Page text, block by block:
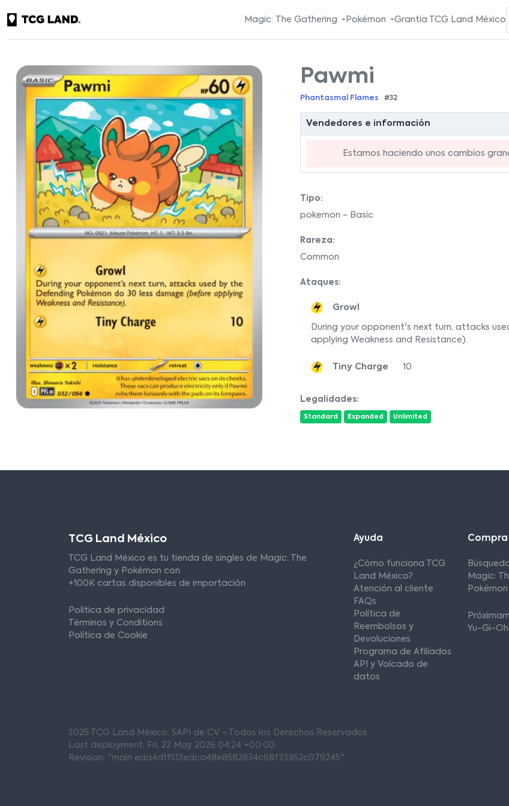
Magic: The Gathering Pokémon Grantia TCG Land México
Pawmi
Phantasmal Flames #32
Vendedores e información
Estamos haciendo unos cambios
Tipo:
pokemon - Basic
Rareza:
Common
Ataques:
Growl
During your opponent's next turn, attacks
applying Weakness and Resistance).
Tiny Charge 10
Legalidades:
Standard Expanded Unlimited
TCG Land México
TCG Land México es tu tienda de singles de Magic: The
Gathering y Pokémon con
+100K cartas disponibles de importación
Política de privacidad
Términos y Conditions
Política de Cookie
Ayuda
¿Cómo funciona TCG
Land México?
Atención al cliente
FAQs
Política de
Reembolsos y
Devoluciones
Programa de Afiliados
API y Volcado de
datos
Compra
Magic:
Pokémon
Yu-Gi-
2025 TCG Land México, SAPI de CV - Todos los Derechos Reservados
Last deployment: Fri, 22 May 2026 04:24 +00:00
Revision: "main eda4d1f513edca48e8582834c68f33362c079245"